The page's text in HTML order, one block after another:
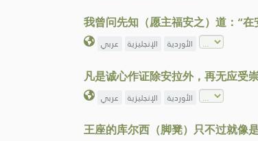
我曾问先知（愿主福安之）道：“
عربي الإنجليزية الأوردية
凡是诚心作证除安拉外，再无应受
عربي الإنجليزية الأوردية
王座的库尔西（脚凳）只不过就像